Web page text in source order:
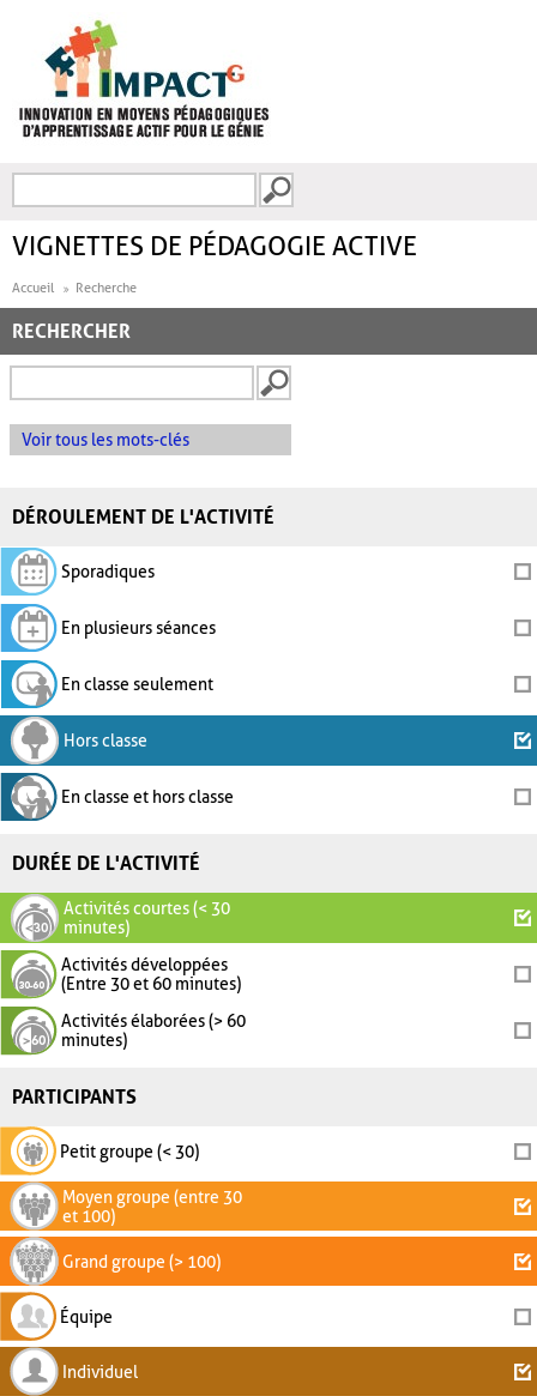
FORMULAIRE DE
VIGNETTES DE PÉDAGOGIE ACTIVE
Accueil Recherche
RECHERCHER
Voir tous les mots-clés
DÉROULEMENT DE L'ACTIVITÉ
Sporadiques
En plusieurs séances
En classe seulement
Hors classe
En classe et hors classe
DURÉE DE L'ACTIVITÉ
Activités courtes (< 30
minutes)
Activités développées
(Entre 30 et 60 minutes)
Activités élaborées (> 60
minutes)
PARTICIPANTS
Petit groupe (< 30)
Moyen groupe (entre 30
et 100)
Grand groupe (> 100)
Équipe
Individuel